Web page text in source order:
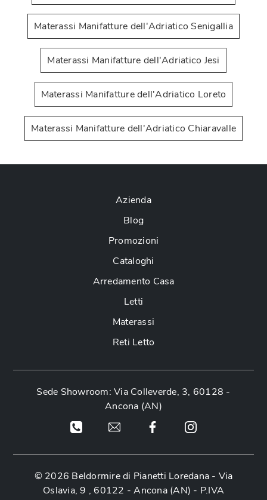
Materassi Manifatture dell'Adriatico Senigallia
Materassi Manifatture dell'Adriatico Jesi
Materassi Manifatture dell'Adriatico Loreto
Materassi Manifatture dell'Adriatico Chiaravalle
Azienda
Blog
Promozioni
Cataloghi
Arredamento Casa
Letti
Materassi
Reti Letto
Sede Showroom: Via Colleverde, 3, 60128 -
Ancona (AN)
© 2026 Beldormire di Pianetti Loredana - Via
Oslavia, 9 , 60122 - Ancona (AN) - P.IVA